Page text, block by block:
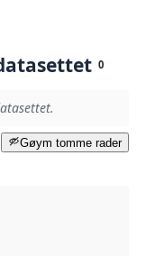
0
Gøym tomme rader